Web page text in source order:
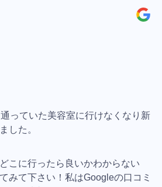
っていた美容室に行けなくなり新
した。
こに行ったら良いかわからない
みて下さい！私はGoogleの口コミ